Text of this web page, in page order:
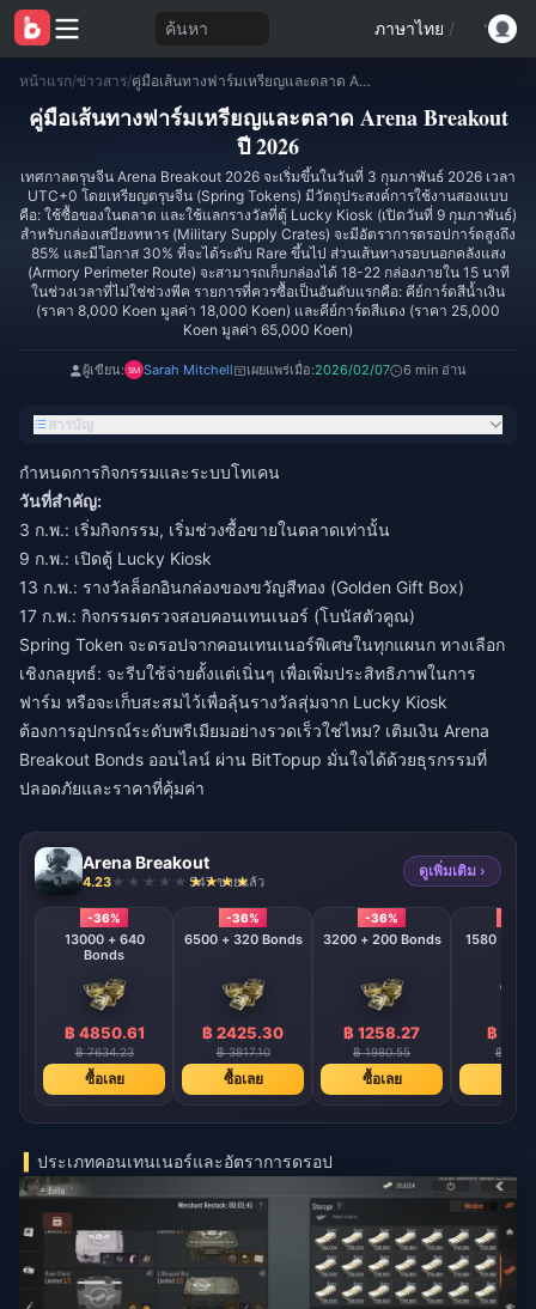
ค้นหา ภาษาไทย /
หน้าแรก/ข่าวสาร/ คู่มือเส้นทางฟาร์มเหรียญและตลาด Arena Breakout ปี 2026
คู่มือเส้นทางฟาร์มเหรียญและตลาด Arena Breakout
ปี 2026
เทศกาลตรุษจีน Arena Breakout 2026 จะเริ่มขึ้นในวันที่ 3 กุมภาพันธ์ 2026 เวลา
UTC+0 โดยเหรียญตรุษจีน (Spring Tokens) มีวัตถุประสงค์การใช้งานสองแบบ
คือ: ใช้ซื้อของในตลาด และใช้แลกรางวัลที่ตู้ Lucky Kiosk (เปิดวันที่ 9 กุมภาพันธ์)
สำหรับกล่องเสบียงทหาร (Military Supply Crates) จะมีอัตราการดรอปการ์ดสูงถึง
85% และมีโอกาส 30% ที่จะได้ระดับ Rare ขึ้นไป ส่วนเส้นทางรอบนอกคลังแสง
(Armory Perimeter Route) จะสามารถเก็บกล่องได้ 18-22 กล่องภายใน 15 นาที
ในช่วงเวลาที่ไม่ใช่ช่วงพีค รายการที่ควรซื้อเป็นอันดับแรกคือ: คีย์การ์ดสีน้ำเงิน
(ราคา 8,000 Koen มูลค่า 18,000 Koen) และคีย์การ์ดสีแดง (ราคา 25,000
Koen มูลค่า 65,000 Koen)
ผู้เขียน: Sarah Mitchell เผยแพร่เมื่อ:2026/02/07 6 min อ่าน
สารบัญ
กำหนดการกิจกรรมและระบบโทเคน
วันที่สำคัญ:
3 ก.พ.: เริ่มกิจกรรม, เริ่มช่วงซื้อขายในตลาดเท่านั้น
9 ก.พ.: เปิดตู้ Lucky Kiosk
13 ก.พ.: รางวัลล็อกอินกล่องของขวัญสีทอง (Golden Gift Box)
17 ก.พ.: กิจกรรมตรวจสอบคอนเทนเนอร์ (โบนัสตัวคูณ)
Spring Token จะดรอปจากคอนเทนเนอร์พิเศษในทุกแผนก ทางเลือก
เชิงกลยุทธ์: จะรีบใช้จ่ายตั้งแต่เนิ่นๆ เพื่อเพิ่มประสิทธิภาพในการ
ฟาร์ม หรือจะเก็บสะสมไว้เพื่อลุ้นรางวัลสุ่มจาก Lucky Kiosk
ต้องการอุปกรณ์ระดับพรีเมียมอย่างรวดเร็วใช่ไหม? เติมเงิน Arena
Breakout Bonds ออนไลน์ ผ่าน BitTopup มั่นใจได้ด้วยธุรกรรมที่
ปลอดภัยและราคาที่คุ้มค่า
Arena Breakout
4.23 547 ขายแล้ว
ดูเพิ่มเติม ›
-36%
13000 + 640
Bonds
฿ 4850.61
฿ 7634.23
ซื้อเลย
-36%
6500 + 320 Bonds
฿ 2425.30
฿ 3817.10
ซื้อเลย
-36%
3200 + 200 Bonds
฿ 1258.27
฿ 1980.55
ซื้อเลย
฿
฿
ประเภทคอนเทนเนอร์และอัตราการดรอป